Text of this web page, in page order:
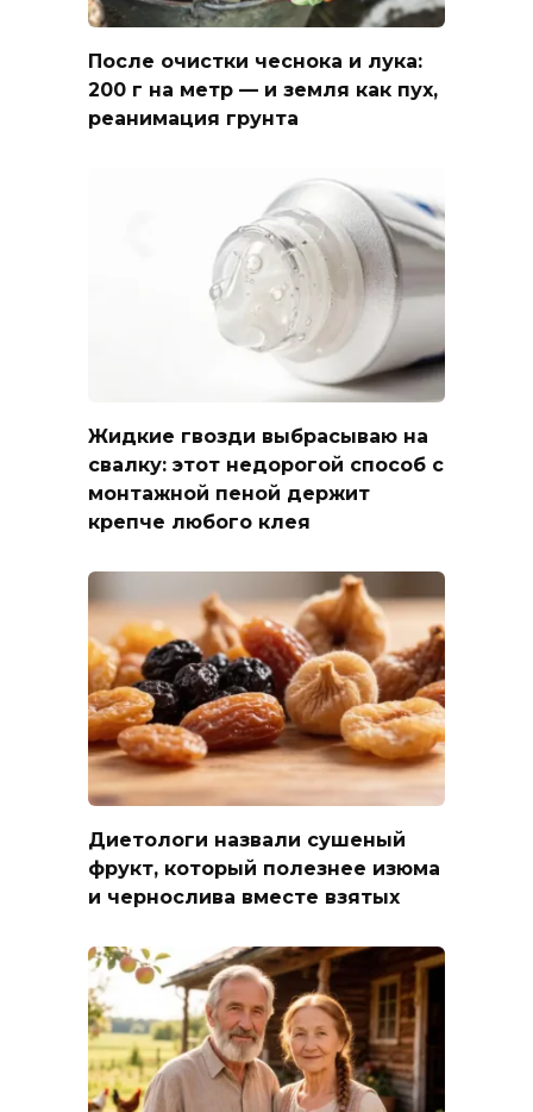
После очистки чеснока и лука:
200 г на метр — и земля как пух,
реанимация грунта
Жидкие гвозди выбрасываю на
свалку: этот недорогой способ с
монтажной пеной держит
крепче любого клея
Диетологи назвали сушеный
фрукт, который полезнее изюма
и чернослива вместе взятых